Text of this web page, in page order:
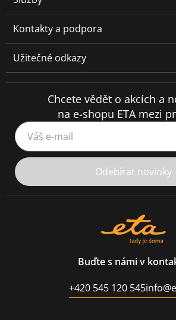
Kontakty a podpora
Užitečné odkazy
Chcete vědět o akcích a
na e-shopu ETA mezi
Váš e-mail
Odebírat novinky
Buďte s námi v
+420 545 120 545